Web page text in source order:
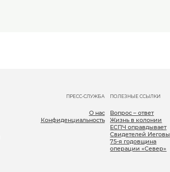
ПРЕСС-СЛУЖБА
О нас
Конфиденциальность
ПОЛЕЗНЫЕ ССЫЛКИ
Вопрос – ответ
Жизнь в колонии
ЕСПЧ оправдывает
Свидетелей Иеговы
75-я годовщина
операции «Север»